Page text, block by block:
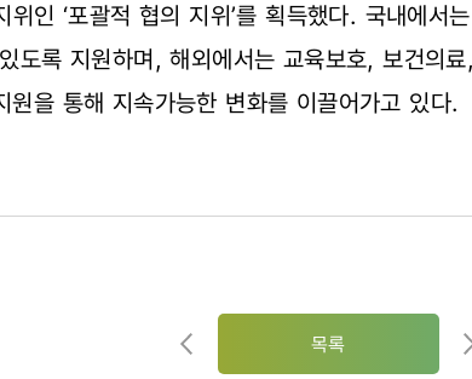
인 ‘포괄적 협의 지위’를 획득했다. 국내에서
도록 지원하며, 해외에서는 교육보호, 보건의
원을 통해 지속가능한 변화를 이끌어가고 있다.
목록